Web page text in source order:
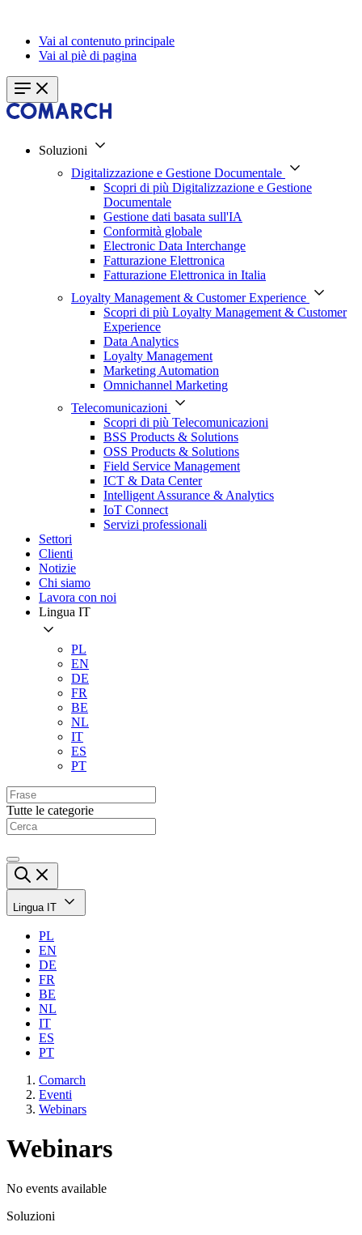
Vai al contenuto principale
Vai al piè di pagina
Soluzioni
Digitalizzazione e Gestione Documentale
Scopri di più Digitalizzazione e Gestione
Documentale
Gestione dati basata sull'IA
Conformità globale
Electronic Data Interchange
Fatturazione Elettronica
Fatturazione Elettronica in Italia
Loyalty Management & Customer Experience
Scopri di più Loyalty Management & Customer
Experience
Data Analytics
Loyalty Management
Marketing Automation
Omnichannel Marketing
Telecomunicazioni
Scopri di più Telecomunicazioni
BSS Products & Solutions
OSS Products & Solutions
Field Service Management
ICT & Data Center
Intelligent Assurance & Analytics
IoT Connect
Servizi professionali
Settori
Clienti
Notizie
Chi siamo
Lavora con noi
Lingua IT
PL
EN
DE
FR
BE
NL
IT
ES
PT
Tutte le categorie
Lingua IT
PL
EN
DE
FR
BE
NL
IT
ES
PT
Comarch
Eventi
Webinars
Webinars
No events available
Soluzioni